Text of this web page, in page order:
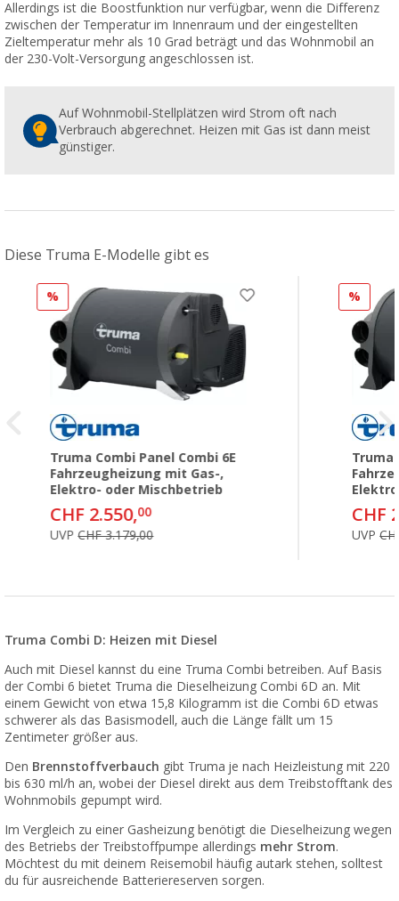
Allerdings ist die Boostfunktion nur verfügbar, wenn die Differenz
zwischen der Temperatur im Innenraum und der eingestellten
Zieltemperatur mehr als 10 Grad beträgt und das Wohnmobil an
der 230-Volt-Versorgung angeschlossen ist.
Auf Wohnmobil-Stellplätzen wird Strom oft nach
Verbrauch abgerechnet. Heizen mit Gas ist dann meist
günstiger.
Diese Truma E-Modelle gibt es
%
Truma Combi Panel Combi 6E
Fahrzeugheizung mit Gas-,
Elektro- oder Mischbetrieb
CHF 2.550,00
UVPCHF 3.179,00
%
Truma
CHF
UVP
Truma Combi D: Heizen mit Diesel
Auch mit Diesel kannst du eine Truma Combi betreiben. Auf Basis
der Combi 6 bietet Truma die Dieselheizung Combi 6D an. Mit
einem Gewicht von etwa 15,8 Kilogramm ist die Combi 6D etwas
schwerer als das Basismodell, auch die Länge fällt um 15
Zentimeter größer aus.
Den Brennstoffverbauch gibt Truma je nach Heizleistung mit 220
bis 630 ml/h an, wobei der Diesel direkt aus dem Treibstofftank des
Wohnmobils gepumpt wird.
Im Vergleich zu einer Gasheizung benötigt die Dieselheizung wegen
des Betriebs der Treibstoffpumpe allerdings mehr Strom.
Möchtest du mit deinem Reisemobil häufig autark stehen, solltest
du für ausreichende Batteriereserven sorgen.